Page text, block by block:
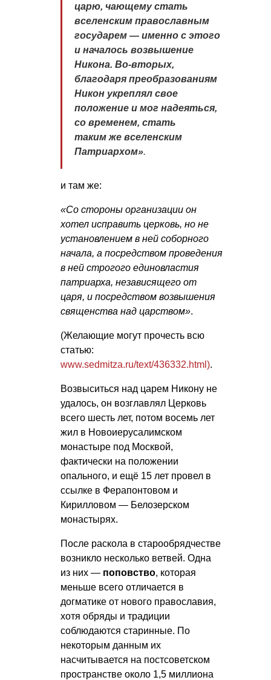
царю, чающему стать
вселенским православным
государем — именно с этого
и началось возвышение
Никона. Во-вторых,
благодаря преобразованиям
Никон укреплял свое
положение и мог надеяться,
со временем, стать
таким же вселенским
Патриархом».
и там же:
«Со стороны организации он
хотел исправить церковь, но не
установлением в ней соборного
начала, а посредством проведения
в ней строгого единовластия
патриарха, независящего от
царя, и посредством возвышения
священства над царством».
(Желающие могут прочесть всю
статью:
www.sedmitza.ru/text/436332.html).
Возвыситься над царем Никону не
удалось, он возглавлял Церковь
всего шесть лет, потом восемь лет
жил в Новоиерусалимском
монастыре под Москвой,
фактически на положении
опального, и ещё 15 лет провел в
ссылке в Ферапонтовом и
Кирилловом — Белозерском
монастырях.
После раскола в старообрядчестве
возникло несколько ветвей. Одна
из них — поповство, которая
меньше всего отличается в
догматике от нового православия,
хотя обряды и традиции
соблюдаются старинные. По
некоторым данным их
насчитывается на постсоветском
пространстве около 1,5 миллиона